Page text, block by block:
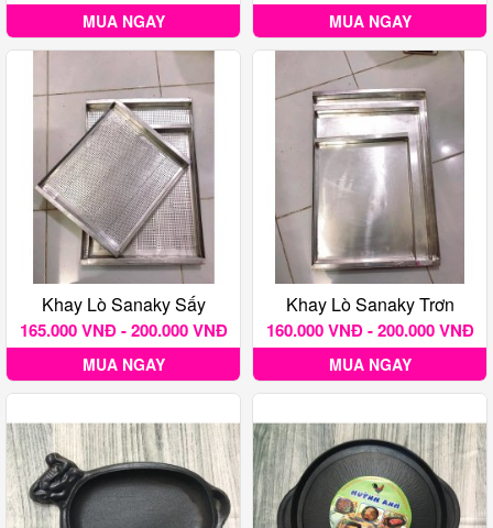
MUA NGAY MUA NGAY
Khay Lò Sanaky Sấy
165.000 VNĐ - 200.000 VNĐ
MUA NGAY
Khay Lò Sanaky Trơn
160.000 VNĐ - 200.000 VNĐ
MUA NGAY